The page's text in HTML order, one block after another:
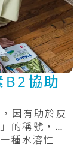
B2協助
因有助於皮
的稱號，為
種水溶性